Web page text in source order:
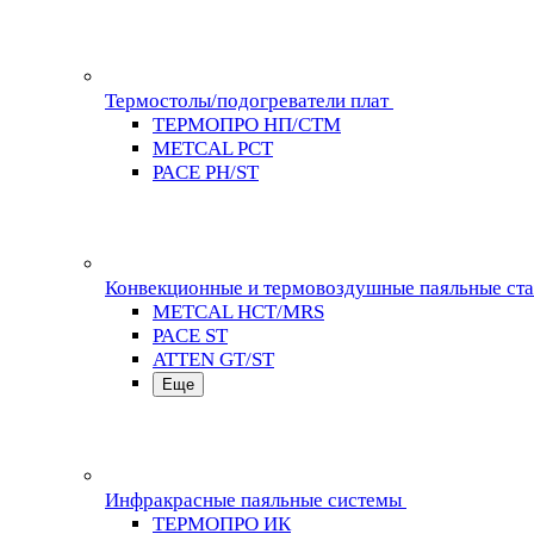
Термостолы/подогреватели плат
ТЕРМОПРО НП/СТМ
METCAL PCT
PACE PH/ST
Конвекционные и термовоздушные паяльные
METCAL HCT/MRS
PACE ST
ATTEN GT/ST
Еще
Инфракрасные паяльные системы
ТЕРМОПРО ИК